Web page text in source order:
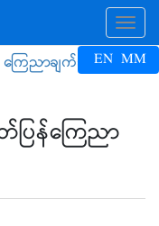
EN MM
ကြေညာချက်အပြည့်အစုံ
ပြန်ကြေညာ